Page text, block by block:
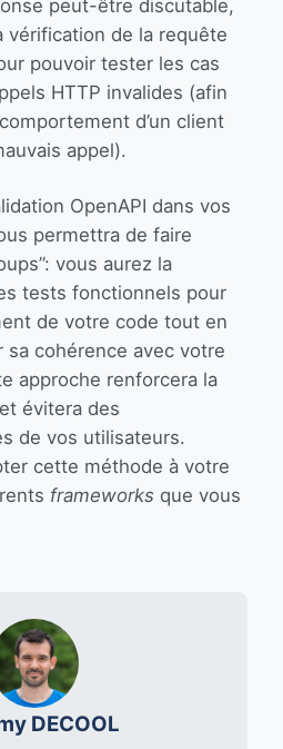
peut-être discutable,
vérification de la requête
pouvoir tester les cas
HTTP invalides (afin
d’un client
appel).
OpenAPI dans vos
permettra de faire
vous aurez la
tests fonctionnels pour
de votre code tout en
sa cohérence avec votre
approche renforcera la
évitera des
de vos utilisateurs.
cette méthode à votre
frameworks que vous
DECOOL